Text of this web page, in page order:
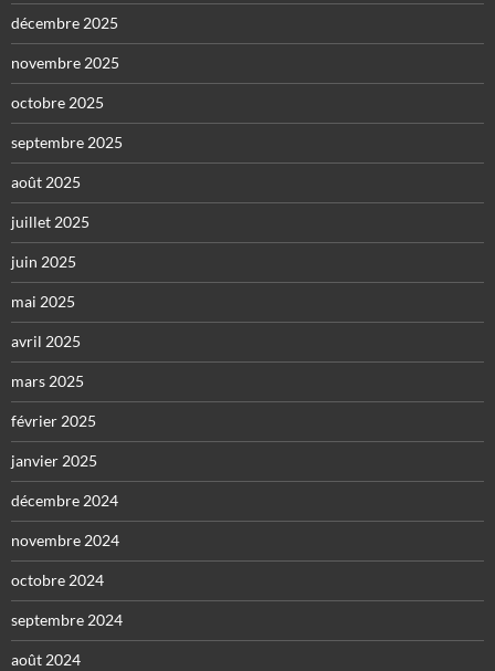
décembre 2025
novembre 2025
octobre 2025
septembre 2025
août 2025
juillet 2025
juin 2025
mai 2025
avril 2025
mars 2025
février 2025
janvier 2025
décembre 2024
novembre 2024
octobre 2024
septembre 2024
août 2024